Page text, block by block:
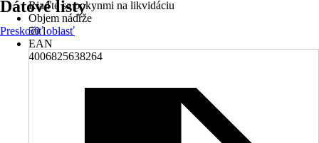
Riaďte sa pokynmi na likvidáciu
Objem nádrže
50 l
EAN
4006825638264
Dátové listy
Preskočiť oblasť